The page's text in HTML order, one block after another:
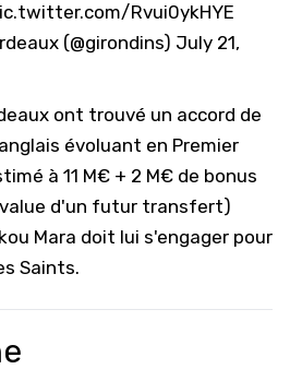
Rvui0ykHYE
(@girondins) July 21,
ont trouvé un accord de
évoluant en Premier
à 11 M€ + 2 M€ de bonus
value d'un futur transfert)
Mara doit lui s'engager pour
Saints.